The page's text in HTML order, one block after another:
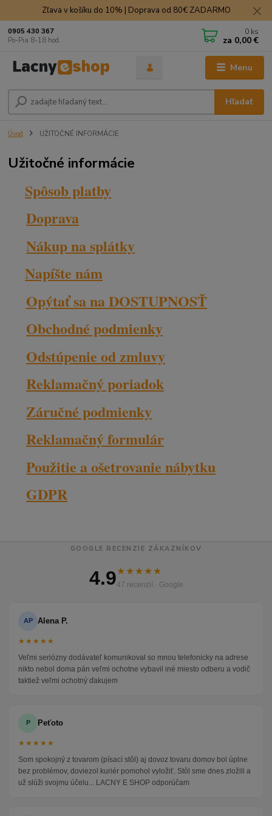
Zľava v košíku do 10% | Doprava od 80€ ZADARMO
Menu
Hľadať
0905 430 367
Po-Pia 8-18 hod.
0 ks
za 0,00 €
Úvod UŽITOČNÉ INFORMÁCIE
Užitočné informácie
Spôsob platby
Doprava
Nákup na splátky
Napíšte nám
Opýtať sa na DOSTUPNOSŤ
Obchodné podmienky
Odstúpenie od zmluvy
Reklamačný poriadok
Záručné podmienky
Reklamačný formulár
Použitie a ošetrovanie nábytku
GDPR
GOOGLE RECENZIE ZÁKAZNÍKOV
4.9★★★★★
47 recenzií · Google
AP Alena P.
★★★★★
Veľmi seriózny dodávateľ komunikoval so mnou telefonicky na adrese
nikto nebol doma pán veľmi ochotne vybavil iné miesto odberu a vodič
taktiež veľmi ochotný ďakujem
P Peťoto
★★★★★
Som spokojný z tovarom (písací stôl) aj dovoz tovaru domov bol úplne
bez problémov, doviezol kuriér pomohol vyložiť. Stôl sme dnes zložili a
už slúži svojmu účelu... LACNY E SHOP odporúčam